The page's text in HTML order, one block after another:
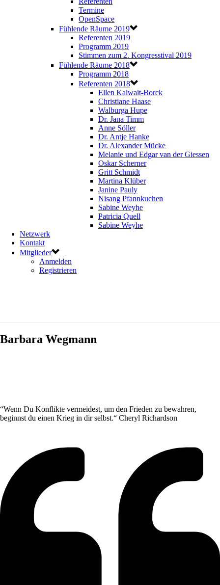
Termine
OpenSpace
Fühlende Räume 2019
Referenten 2019
Programm 2019
Stimmen zum 2. Kongresstival 2019
Fühlende Räume 2018
Programm 2018
Referenten 2018
Ellen Kalwait-Borck
Christiane Haase
Walburga Hupe
Dr. Jana Timm
Anne Söller
Dr. Antje Hanke
Dr. Alexander Mücke
Melanie und Edgar van der Giessen
Oskar Scherner
Gritt Schmidt
Martina Klüber
Janine Pauly
Nisang Pfannkuchen
Sabine Weyhe
Patricia Quell
Sabine Weyhe
Netzwerk
Kontakt
Mitglieder
Anmelden
Registrieren
Barbara Wegmann
“Wenn Du Konflikte vermeidest, um den Frieden zu bewahren,
beginnst du einen Krieg in dir selbst.“ Cheryl Richardson